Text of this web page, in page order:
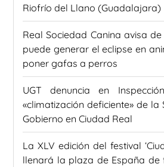
Riofrío del Llano (Guadalajara)
Real Sociedad Canina avisa
puede generar el eclipse en
poner gafas a perros
UGT denuncia en
«climatización deficiente» de la
Gobierno en Ciudad Real
La XLV edición del festival
llenará la plaza de España de